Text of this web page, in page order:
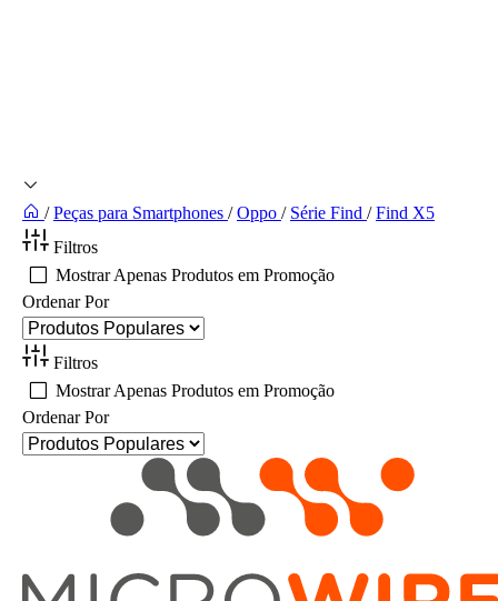
/ Peças para Smartphones / Oppo / Série Find / Find X5
Filtros
Mostrar Apenas Produtos em Promoção
Ordenar Por
Filtros
Mostrar Apenas Produtos em Promoção
Ordenar Por